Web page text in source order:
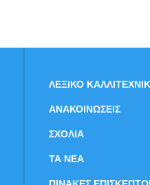
ΛΕΞΙΚΟ
ΑΝΑΚΟΙΝΩΣΕΙΣ
ΣΧΟΛΙΑ
ΤΑ ΝEΑ